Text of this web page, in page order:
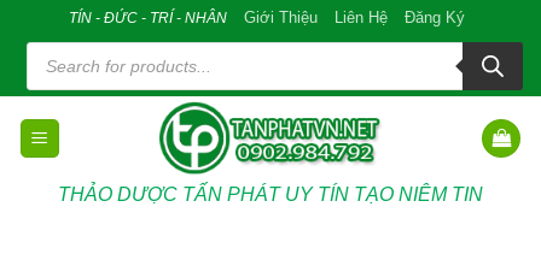
content
TÍN - ĐỨC - TRÍ - NHÂN Giới Thiệu Liên Hệ Đăng Ký
Tìm
kiếm
sản
phẩm
THẢO DƯỢC TẤN PHÁT UY TÍN TẠO NIÊM TIN